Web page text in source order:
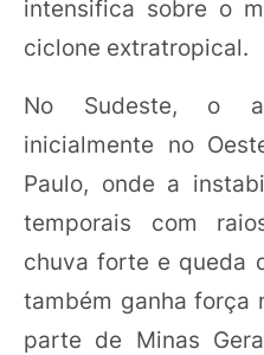
intensifica sobre o
ciclone extratropical.
No Sudeste, o
inicialmente no
Paulo, onde a
temporais com
chuva forte e queda
também ganha força
parte de Minas